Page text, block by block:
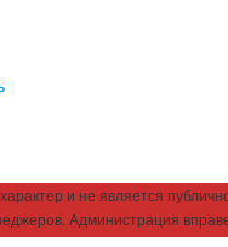
и не является
Администрация